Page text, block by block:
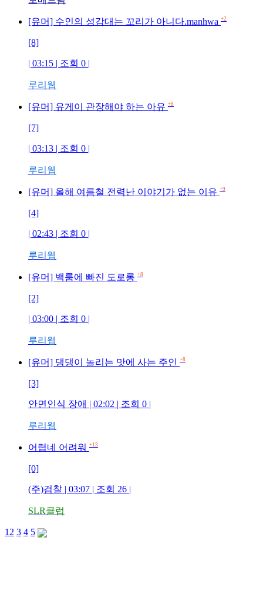
[유머] 수인의 성감대는 꼬리가 아니다.manhwa +2
[8]
| 03:15 | 조회 0 |
루리웹
[유머] 유게이 관장해야 하는 아유 +8
[7]
| 03:13 | 조회 0 |
루리웹
[유머] 올해 여름철 전력난 이야기가 없는 이유 +9
[4]
| 02:43 | 조회 0 |
루리웹
[유머] 백룸에 빠진 도로롱 +8
[2]
| 03:00 | 조회 0 |
루리웹
[유머] 댕댕이 놀리는 맛에 사는 주인 +8
[3]
안면인식 장애 | 02:02 | 조회 0 |
루리웹
어렵네 어려워 +13
[0]
(주)검찰 | 03:07 | 조회 26 |
SLR클럽
1 2 3 4 5